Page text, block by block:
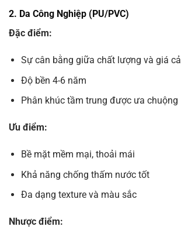
2. Da Công Nghiệp (PU/PVC)
Đặc điểm:
Sự cân bằng giữa chất lượng và giá cả
Độ bền 4-6 năm
Phân khúc tầm trung được ưa chuộng
Ưu điểm:
Bề mặt mềm mại, thoải mái
Khả năng chống thấm nước tốt
Đa dạng texture và màu sắc
Nhược điểm: